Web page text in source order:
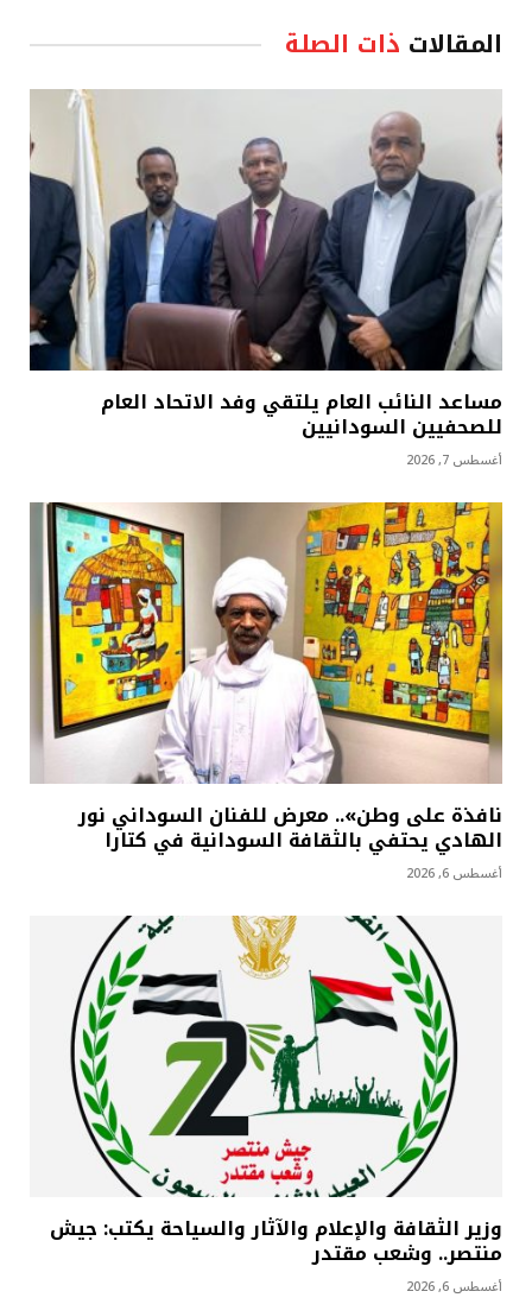
المقالات ذات الصلة
مساعد النائب العام يلتقي وفد الاتحاد العام
للصحفيين السودانيين
أغسطس 7, 2026
نافذة على وطن».. معرض للفنان السوداني نور
الهادي يحتفي بالثقافة السودانية في كتارا
أغسطس 6, 2026
وزير الثقافة والإعلام والآثار والسياحة يكتب: جيش
منتصر.. وشعب مقتدر
أغسطس 6, 2026